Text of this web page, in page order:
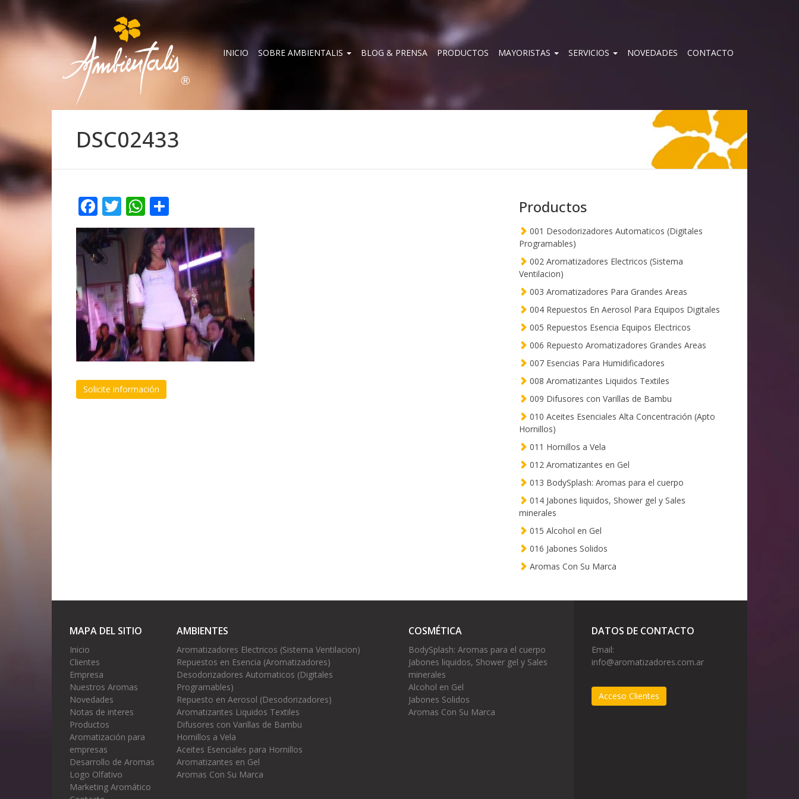
INICIO SOBRE AMBIENTALIS BLOG & PRENSA PRODUCTOS MAYORISTAS SERVICIOS NOVEDADES CONTACTO
DSC02433
Facebook
TwitterWhatsApp
Solicite información
Productos
001 Desodorizadores Automaticos (Digitales
Programables)
002 Aromatizadores Electricos (Sistema
Ventilacion)
003 Aromatizadores Para Grandes Areas
004 Repuestos En Aerosol Para Equipos Digitales
005 Repuestos Esencia Equipos Electricos
006 Repuesto Aromatizadores Grandes Areas
007 Esencias Para Humidificadores
008 Aromatizantes Liquidos Textiles
009 Difusores con Varillas de Bambu
010 Aceites Esenciales Alta Concentración (Apto
Hornillos)
011 Hornillos a Vela
012 Aromatizantes en Gel
013 BodySplash: Aromas para el cuerpo
014 Jabones liquidos, Shower gel y Sales
minerales
015 Alcohol en Gel
016 Jabones Solidos
Aromas Con Su Marca
MAPA DEL SITIO
Inicio
Clientes
Empresa
Nuestros Aromas
Novedades
Notas de interes
Productos
Aromatización para
empresas
Desarrollo de Aromas
Logo Olfativo
Marketing Aromático
AMBIENTES
Aromatizadores Electricos (Sistema Ventilacion)
Repuestos en Esencia (Aromatizadores)
Desodorizadores Automaticos (Digitales
Programables)
Repuesto en Aerosol (Desodorizadores)
Aromatizantes Liquidos Textiles
Difusores con Varillas de Bambu
Hornillos a Vela
Aceites Esenciales para Hornillos
Aromatizantes en Gel
Aromas Con Su Marca
COSMÉTICA
BodySplash: Aromas para el cuerpo
Jabones liquidos, Shower gel y Sales
minerales
Alcohol en Gel
Jabones Solidos
Aromas Con Su Marca
DATOS DE CONTACTO
Email:
info@aromatizadores.com.ar
Acceso Clientes